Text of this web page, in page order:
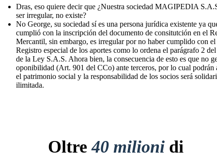
Dras, eso quiere decir que ¿Nuestra sociedad MAGIPEDIA
ser irregular, no existe?
No George, su sociedad sí es una persona jurídica existente ya
cumplió con la inscripción del documento de consitutción en el
Mercantil, sin embargo, es irregular por no haber cumplido con el
Registro especial de los aportes como lo ordena el parágrafo 2
de la Ley S.A.S. Ahora bien, la consecuencia de esto es que no
oponibilidad (Art. 901 del CCo) ante terceros, por lo cual podrán
el patrimonio social y la responsabilidad de los socios será
ilimitada.
Oltre40 milioni di